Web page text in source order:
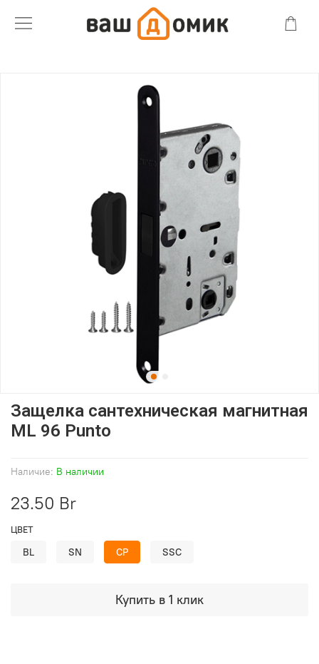
Наличие: В наличии
Защелка сантехническая магнитная
ML 96 Punto
23.50 Br
Купить в 1 клик
ЦВЕТ
BL SN CP SSC